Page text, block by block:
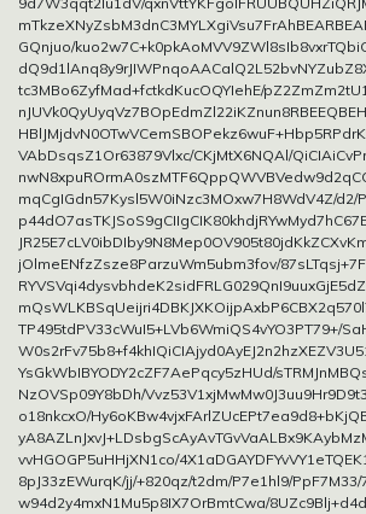
GQnjuo/
tc3MBo6ZyfMad+fctkdKucOQYIehE/
VAbDsqsZ1Or63879Vlxc/CKjMtX6NQAl/
mqCgIGdn57Kysl5W0iNzc3MOxw7H8WdV4Z/
jOlmeENfzZsze8ParzuWm5ubm3fov/
TP495tdPV33cWuI5+LVb6WmiQS4vYO3PT79+/
YsGkWbIBYODY2cZF7AePqcy5zHUd/
NzOVSp09Y8bDh/
o18nkcxO/
vvHGOGP5uHHjXN1co/
8pJ33zEWurqK/jj/+820qz/t2dm/P7e1hl9/
w94d2y4mxN1Mu5p8IX7OrBmtCwa/